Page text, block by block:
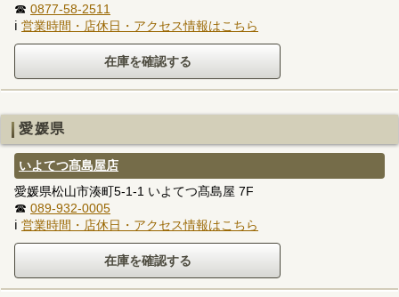
☎ 0877-58-2511
ℹ 営業時間・店休日・アクセス情報はこちら
愛媛県
いよてつ髙島屋店
愛媛県松山市湊町5-1-1 いよてつ髙島屋 7F
☎ 089-932-0005
ℹ 営業時間・店休日・アクセス情報はこちら